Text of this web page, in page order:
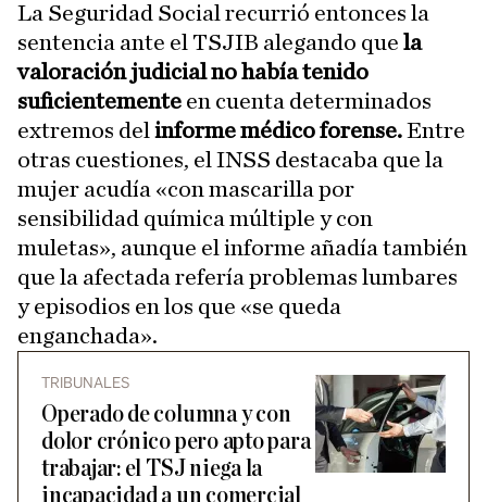
La Seguridad Social recurrió entonces la
sentencia ante el TSJIB alegando que la
valoración judicial no había tenido
suficientemente en cuenta determinados
extremos del informe médico forense.Entre
otras cuestiones, el INSS destacaba que la
mujer acudía «con mascarilla por
sensibilidad química múltiple y con
muletas», aunque el informe añadía también
que la afectada refería problemas lumbares
y episodios en los que «se queda
enganchada».
TRIBUNALES
Operado de columna y con
dolor crónico pero apto para
trabajar: el TSJ niega la
incapacidad a un comercial